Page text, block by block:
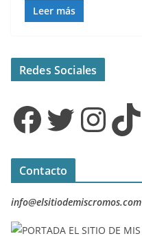
Leer más
Redes Sociales
Facebook Twitter InstagramTikTok
Contacto
info@elsitiodemiscromos.com